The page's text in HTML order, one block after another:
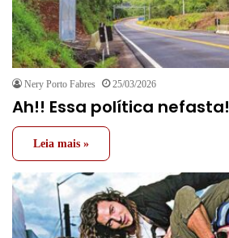
Nery Porto Fabres 25/03/2026
Ah!! Essa política nefasta!
Leia mais »